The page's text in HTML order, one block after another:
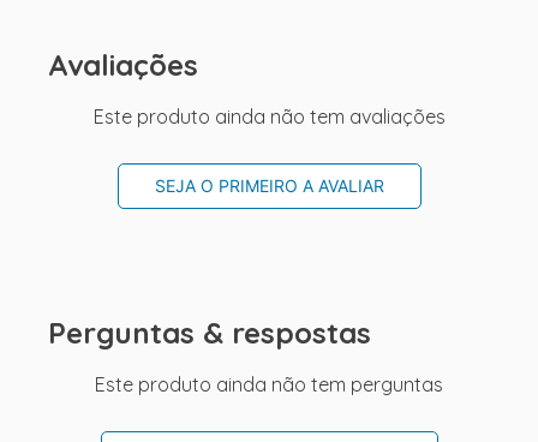
Avaliações
Este produto ainda não tem avaliações
SEJA O PRIMEIRO A AVALIAR
Perguntas & respostas
Este produto ainda não tem perguntas